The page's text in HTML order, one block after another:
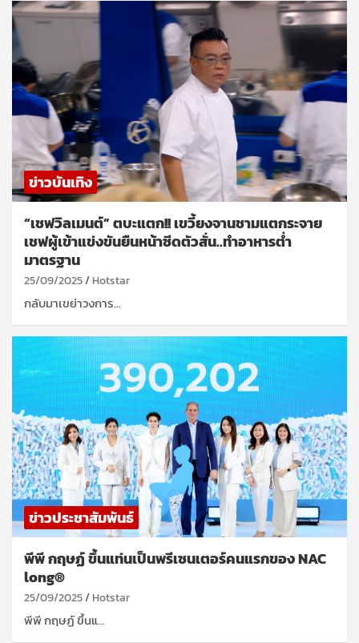
ข่าวบันเทิง
“เชฟวิลเมนต์” ตบะแตก!! เขวี้ยงจานชามแตกระจาย
เชฟผู้เข้าแข่งขันยืนหน้าซีดตัวสั่น..ทำอาหารต่ำ
มาตรฐาน
25/09/2025 Hotstar
กลับมาเขย่าวงการ…
ข่าวประชาสัมพันธ์
พีพี กฤษฏ์ ขึ้นแท่นเป็นพรีเซนเตอร์คนแรกของ NAC
long®
25/09/2025 Hotstar
พีพี กฤษฏ์ ขึ้นแ…